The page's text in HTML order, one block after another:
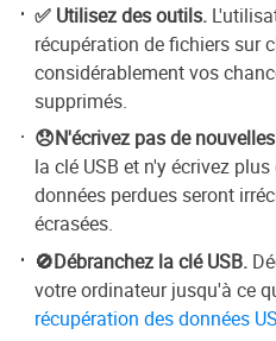
✅ Utilisez des outils.
récupération de fichiers sur
considérablement vos
supprimés.
😞N'écrivez pas de
la clé USB et n'y écrivez
données perdues seront
écrasées.
🚫Débranchez la clé USB.
votre ordinateur jusqu'à ce
récupération des données